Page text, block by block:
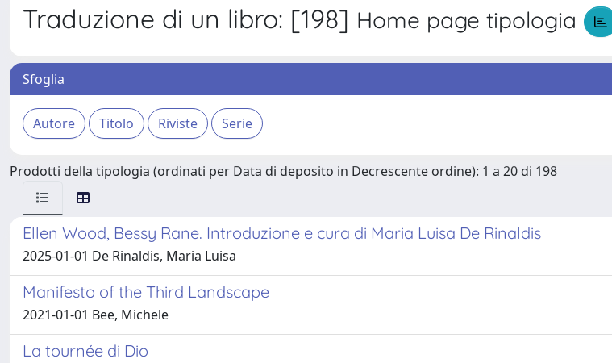
Traduzione di un libro: [198] Home page tipologia
Sfoglia
Prodotti della tipologia (ordinati per Data di deposito in Decrescente ordine): 1 a 20 di 198
Ellen Wood, Bessy Rane. Introduzione e cura di Maria Luisa De Rinaldis
2025-01-01 De Rinaldis, Maria Luisa
Manifesto of the Third Landscape
2021-01-01 Bee, Michele
La tournée di Dio